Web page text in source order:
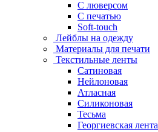
С люверсом
С печатью
Soft-touch
Лейблы на одежду
Материалы для печати
Текстильные ленты
Сатиновая
Нейлоновая
Атласная
Силиконовая
Тесьма
Георгиевская лента